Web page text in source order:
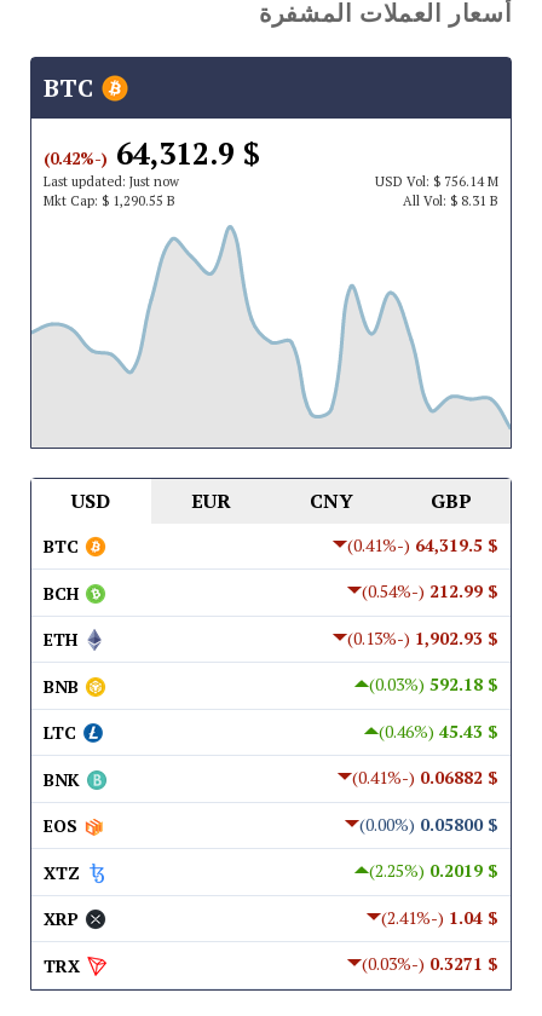
أسعار العملات المشفرة
$ 64,312.9
(-0.42%)
Last updated: Just now USDVol: $ 756.14 M
Mkt Cap: $ 1,290.55 B All Vol: $ 8.31 B
USD EUR CNY GBP
$ 64,319.5
(-0.41%)
BTC
$ 212.99
(-0.54%)
BCH
$ 1,902.93
(-0.13%)
ETH
$ 592.18
(0.03%)
BNB
$ 45.43
(0.46%)
LTC
$ 0.06882
(-0.41%)
BNK
$ 0.05800
(0.00%)
EOS
$ 0.2019
(2.25%)
XTZ
$ 1.04
(-2.41%)
XRP
$ 0.3271
(-0.03%)
TRX